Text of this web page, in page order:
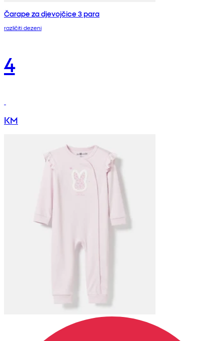
Čarape za djevojčice 3 para
različiti dezeni
4
KM